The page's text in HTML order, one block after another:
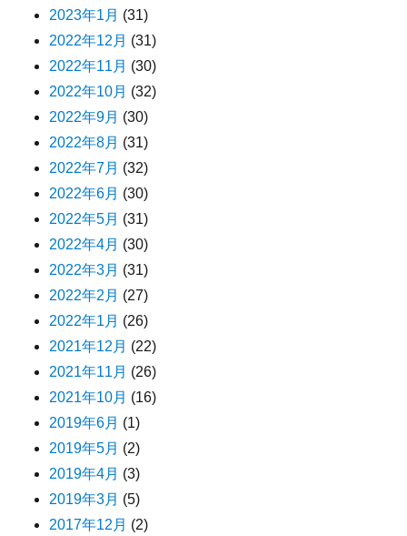
2023年1月 (31)
2022年12月 (31)
2022年11月 (30)
2022年10月 (32)
2022年9月 (30)
2022年8月 (31)
2022年7月 (32)
2022年6月 (30)
2022年5月 (31)
2022年4月 (30)
2022年3月 (31)
2022年2月 (27)
2022年1月 (26)
2021年12月 (22)
2021年11月 (26)
2021年10月 (16)
2019年6月 (1)
2019年5月 (2)
2019年4月 (3)
2019年3月 (5)
2017年12月 (2)